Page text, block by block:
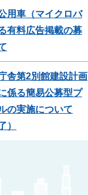
用車（マイクロバ
有料広告掲載の募
舎第2別館建設計画
係る簡易公募型プ
の実施について
）